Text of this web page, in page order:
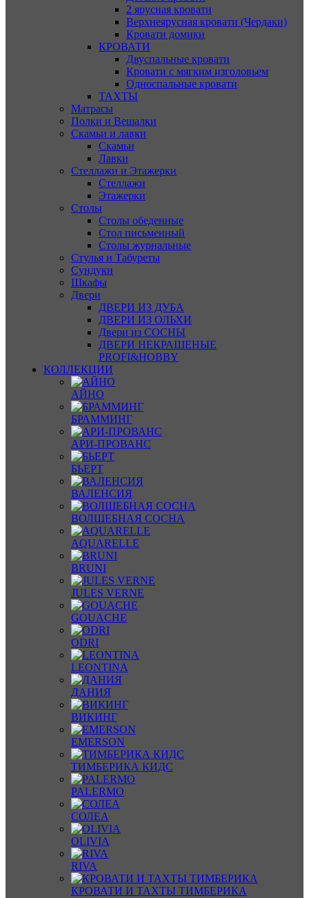
2 ярусная кровати
Верхнеярусная кровати (Чердаки)
Кровати домики
КРОВАТИ
Двуспальные кровати
Кровати с мягким изголовьем
Односпальные кровати
ТАХТЫ
Матрасы
Полки и Вешалки
Скамьи и лавки
Скамьи
Лавки
Стеллажи и Этажерки
Стеллажи
Этажерки
Столы
Столы обеденные
Стол письменный
Столы журнальные
Стулья и Табуреты
Сундуки
Шкафы
Двери
ДВЕРИ ИЗ ДУБА
ДВЕРИ ИЗ ОЛЬХИ
Двери из СОСНЫ
ДВЕРИ НЕКРАШЕНЫЕ
PROFI&HOBBY
КОЛЛЕКЦИИ
АЙНО
БРАММИНГ
АРИ-ПРОВАНС
БЬЕРТ
ВАЛЕНСИЯ
ВОЛШЕБНАЯ СОСНА
AQUARELLE
BRUNI
JULES VERNE
GOUACHE
ODRI
LEONTINA
ДАНИЯ
ВИКИНГ
EMERSON
ТИМБЕРИКА КИДС
PALERMO
СОЛЕА
OLIVIA
RIVA
КРОВАТИ И ТАХТЫ ТИМБЕРИКА